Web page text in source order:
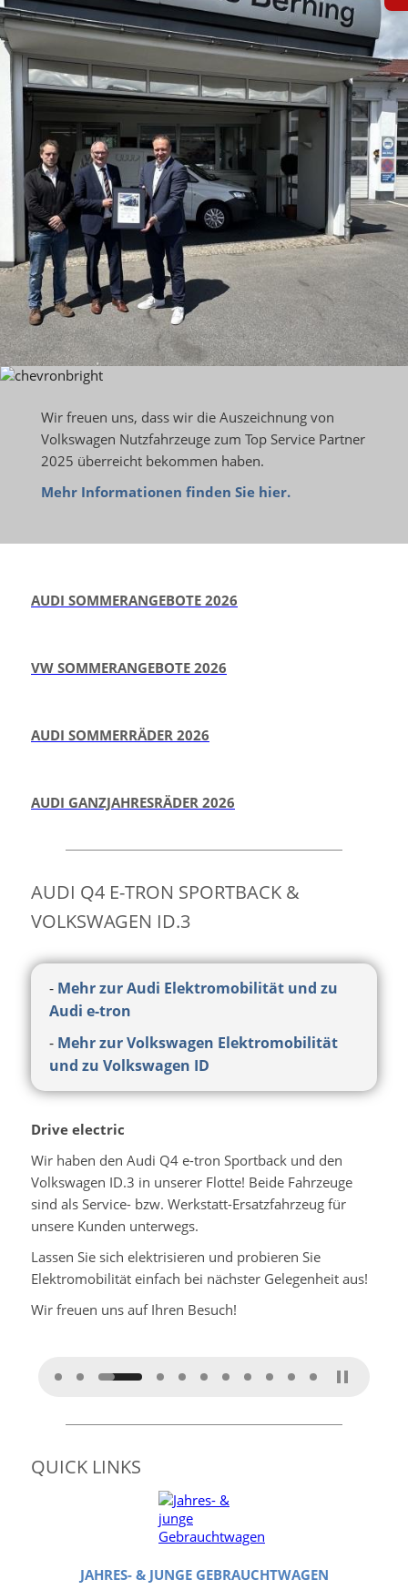
Wir freuen uns, dass wir die Auszeichnung von
Volkswagen Nutzfahrzeuge zum Top Service Partner
2025 überreicht bekommen haben.
Mehr Informationen finden Sie hier.
AUDI SOMMERANGEBOTE 2026
VW SOMMERANGEBOTE 2026
AUDI SOMMERRÄDER 2026
AUDI GANZJAHRESRÄDER 2026
AUDI Q4 E-TRON SPORTBACK &
VOLKSWAGEN ID.3
- Mehr zur Audi Elektromobilität und zu
Audi e-tron
- Mehr zur Volkswagen Elektromobilität
und zu Volkswagen ID
Drive electric
Wir haben den Audi Q4 e-tron Sportback und den
Volkswagen ID.3 in unserer Flotte! Beide Fahrzeuge
sind als Service- bzw. Werkstatt-Ersatzfahrzeug für
unsere Kunden unterwegs.
Lassen Sie sich elektrisieren und probieren Sie
Elektromobilität einfach bei nächster Gelegenheit aus!
Wir freuen uns auf Ihren Besuch!
QUICK LINKS
JAHRES- & JUNGE GEBRAUCHTWAGEN